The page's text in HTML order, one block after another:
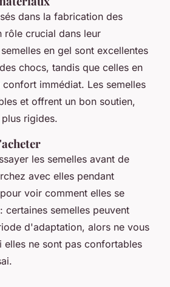
dans la fabrication des
rôle crucial dans leur
en gel sont excellentes
chocs, tandis que celles en
immédiat. Les semelles
et offrent un bon soutien,
rigides.
les semelles avant de
avec elles pendant
voir comment elles se
: certaines semelles peuvent
d'adaptation, alors ne vous
elles ne sont pas confortables